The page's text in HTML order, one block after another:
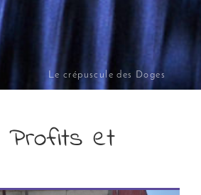
Le crépuscule des Doges
Profits et